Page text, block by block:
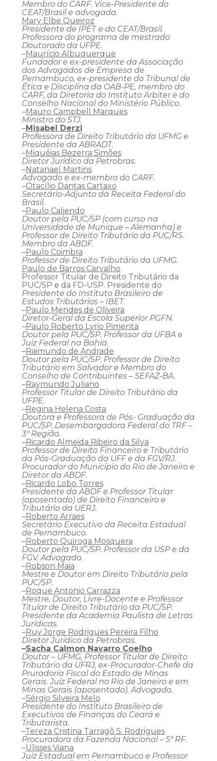
Membro do CARF. Vice-Presidente do
CEAT/Brasil e advogada.
Mary Elbe Queiroz
Presidente de IPET e do CEAT/Brasil.
Professora do programa de mestrado
Doutorado da UFPE.
–Maurício Albuquerque
Fundador e ex-presidente da Associação
dos Advogados de Empresa de
Pernambuco, ex-presidente do Tribunal de
Ética e Disciplina da OAB-PE, membro do
CARF, da Diretoria do Instituto Arbiter e do
Conselho Nacional do Ministério Público.
–Mauro Campbell Marques
Ministro do STJ.
–Misabel Derzi
Professora de Direito Tributário da UFMG e
Presidente da ABRADT.
–Miquéias Bezerra Simões
Diretor Jurídico da Petrobras.
–Natanael Martins
Advogado e ex-membro do CARF.
–Otacílio Dantas Cartaxo
Secretário-Adjunto da Receita Federal do
Brasil.
–Paulo Caliendo
Doutor pela PUC/SP (com curso na
Universidade de Munique – Alemanha) e
Professor de Direito Tributário da PUC/RS.
Membro da ABDF.
–Paulo Coimbra
Professor de Direito Tributário da UFMG.
Paulo de Barros Carvalho
Professor Titular de Direito Tributário da
PUC/SP e da FD-USP. Presidente do
Presidente do Instituto Brasileiro de
Estudos Tributários – IBET.
–Paulo Mendes de Oliveira
Diretor-Geral da Escola Superior PGFN.
–Paulo Roberto Lyrio Pimenta
Doutor pela PUC/SP. Professor da UFBA e
Juiz Federal na Bahia.
–Raimundo de Andrade
Doutor pela PUC/SP. Professor de Direito
Tributário em Salvador e Membro do
Conselho de Contribuintes – SEFAZ-BA.
–Raymundo Juliano
Professor Titular de Direito Tributário da
UFPE.
–Regina Helena Costa
Doutora e Professora de Pós- Graduação da
PUC/SP. Desembargadora Federal do TRF –
3ª Região.
–Ricardo Almeida Ribeiro da Silva
Professor de Direito Financeiro e Tributário
da Pós-Graduação da UFF e da FGV/RJ.
Procurador do Município do Rio de Janeiro e
Diretor da ABDF.
–Ricardo Lobo Torres
Presidente da ABDF e Professor Titular
(aposentado) de Direito Financeiro e
Tributário da UERJ.
–Roberto Arraes
Secretário Executivo da Receita Estadual
de Pernambuco.
–Roberto Quiroga Mosquera
Doutor pela PUC/SP. Professor da USP e da
FGV. Advogado.
–Robson Maia
Mestre e Doutor em Direito Tributário pela
PUC/SP.
–Roque Antonio Carrazza
Mestre, Doutor, Livre-Docente e Professor
Titular de Direito Tributário da PUC/SP.
Presidente da Academia Paulista de Letras
Jurídicas.
–Ruy Jorge Rodrigues Pereira Filho
Diretor Jurídico da Petrobras.
–Sacha Calmon Navarro Coelho
Doutor – UFMG, Professor Titular de Direito
Tributário da UFRJ, ex-Procurador-Chefe da
Pruradoria Fiscal do Estado de Minas
Gerais. Juiz Federal no Rio de Janeiro e em
Minas Gerais (aposentado). Advogado.
–Sérgio Silveira Melo
Presidente do Instituto Brasileiro de
Executivos de Finanças do Ceará e
Tributarista.
–Tereza Cristina Tarragô S. Rodrigues
Procuradora da Fazenda Nacional – 5ª RF.
–Ulisses Viana
Juiz Estadual em Pernambuco e Professor